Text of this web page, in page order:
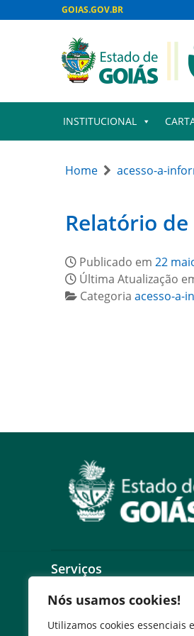
Nós usamos cookies!
Utilizamos cookies essenciais
GOIAS.GOV.BR
INSTITUCIONAL
Home acesso-a-
Relatório
Publicado em 22
Última Atualização
Categoria acesso-a-
Serviços
Expresso Goiás
Expresso Aplicações